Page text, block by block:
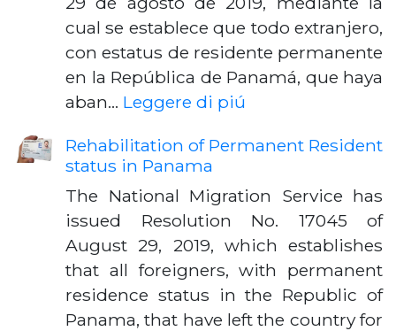
cual se establece que todo extranjero,
con estatus de residente permanente
en la República de Panamá, que haya
aban… Leggere di piú
Rehabilitation of Permanent Resident
status in Panama
The National Migration Service has
issued Resolution No. 17045 of
August 29, 2019, which establishes
that all foreigners, with permanent
residence status in the Republic of
Panama, that have left the country for